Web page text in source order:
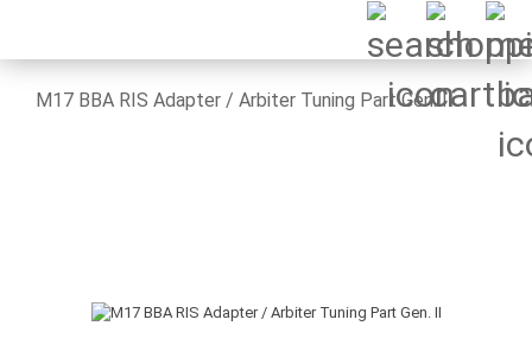
M17 BBA RIS Adapter / Arbiter Tuning Part Gen. II